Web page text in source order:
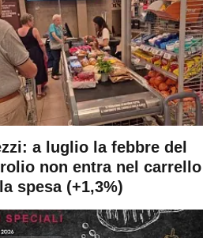
a luglio la febbre del
non entra nel carrello
spesa (+1,3%)